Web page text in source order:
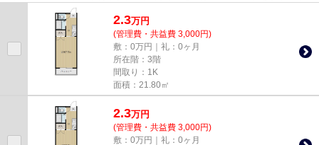
えたいポイントですね。短時間...
2.3万円
(管理費・共益費 3,000円)
敷：0万円｜礼：0ヶ月
所在階：3階
間取り：1K
面積：21.80㎡
2.3万円
(管理費・共益費 3,000円)
敷：0万円｜礼：0ヶ月